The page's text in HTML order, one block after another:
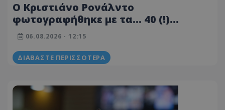
Ο Κριστιάνο Ρονάλντο
φωτογραφήθηκε με τα... 40 (!)
πολυτελή αυτοκίνητα του: «Τα
παιχνίδια μου» έγραψε για τις
Ferrari, τις McLaren, τις Mercedes και
τις Bugatti
06.08.2026 - 12:15
ΔΙΑΒΆΣΤΕ ΠΕΡΙΣΣΌΤΕΡΑ